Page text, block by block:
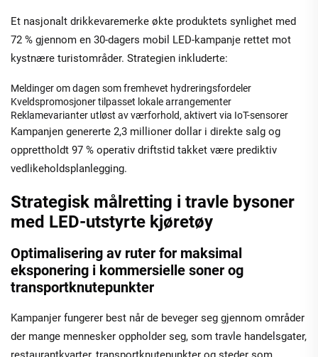
Et nasjonalt drikkevaremerke økte produktets synlighet med
72 % gjennom en 30-dagers mobil LED-kampanje rettet mot
kystnære turistområder. Strategien inkluderte:
Meldinger om dagen som fremhevet hydreringsfordeler
Kveldspromosjoner tilpasset lokale arrangementer
Reklamevarianter utløst av værforhold, aktivert via IoT-sensorer
Kampanjen genererte 2,3 millioner dollar i direkte salg og
opprettholdt 97 % operativ driftstid takket være prediktiv
vedlikeholdsplanlegging.
Strategisk målretting i travle bysoner
med LED-utstyrte kjøretøy
Optimalisering av ruter for maksimal
eksponering i kommersielle soner og
transportknutepunkter
Kampanjer fungerer best når de beveger seg gjennom områder
der mange mennesker oppholder seg, som travle handelsgater,